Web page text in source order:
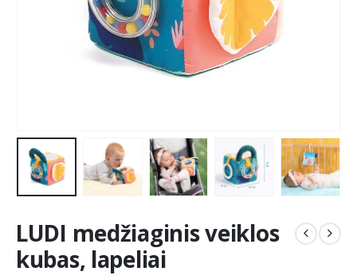
LUDI medžiaginis veiklos
kubas, lapeliai